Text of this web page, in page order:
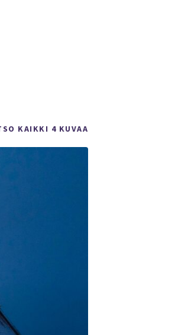
KAIKKI 4 KUVAA